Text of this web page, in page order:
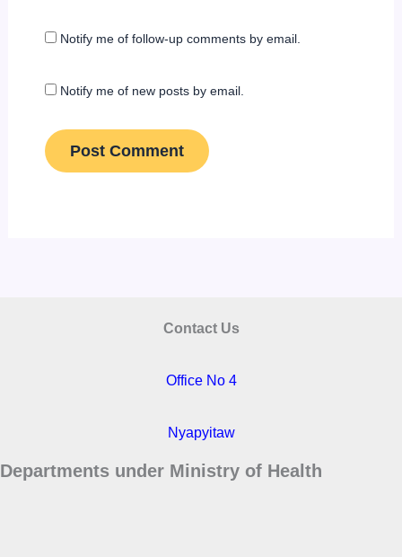
Notify me of follow-up comments by email.
Notify me of new posts by email.
Contact Us
Office No 4
Nyapyitaw
Departments under Ministry of Health